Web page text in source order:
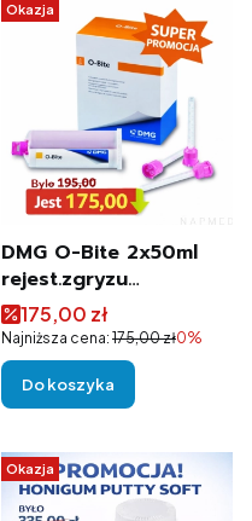
Okazja
DMG O-Bite 2x50ml
rejest.zgryzu
PROMOCJA
Cena promocyjna
175,00 zł
Najniższa cena: 175,00 zł0%
Do koszyka
Okazja